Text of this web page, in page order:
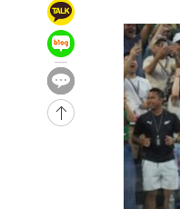
민수·김용 순
-556초 전 >
44.56%
2분 전 >[속보]與 대표 경
10.17%
10분 전 >
이강인 "아틀레
11분 전 >
[속보]與 당대표
1시간 전 >
낮 최고 35도 '
[속보]이강인 "
수도권 40도 육
온열질환 사망